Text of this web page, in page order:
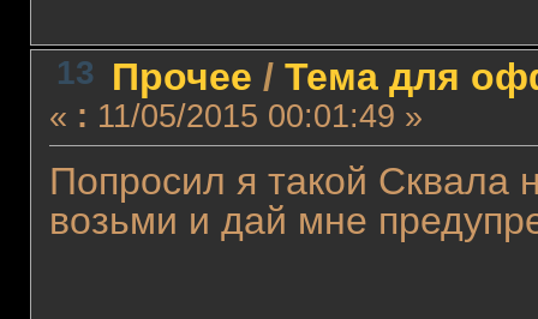
13 Прочее / Тема для
« : 11/05/2015 00:01:49 »
Попросил я такой Сквала
возьми и дай мне